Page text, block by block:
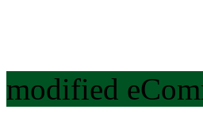
modified